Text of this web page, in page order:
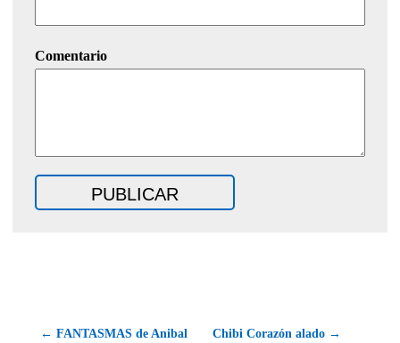
Comentario
← FANTASMAS de Anibal
Chibi Corazón alado →